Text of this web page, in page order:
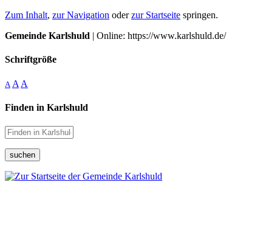
Zum Inhalt, zur Navigation oderzur Startseite springen.
Gemeinde Karlshuld | Online: https://www.karlshuld.de/
Schriftgröße
A A A
Finden in Karlshuld
suchen